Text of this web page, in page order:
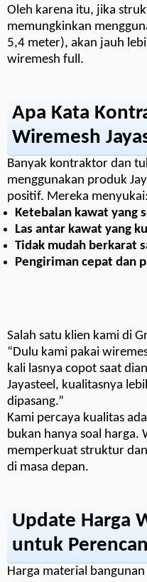
Oleh karena itu, jika
memungkinkan
5,4 meter), akan jauh
wiremesh full.
Apa Kata
Wiremesh
Banyak kontraktor dan
menggunakan produk
positif. Mereka menyukai:
Ketebalan kawat yang
Las antar kawat yang
Tidak mudah berkarat
Pengiriman cepat dan
Salah satu klien kami di
“Dulu kami pakai
kali lasnya copot saat
Jayasteel, kualitasnya
dipasang.”
Kami percaya kualitas
bukan hanya soal harga.
memperkuat struktur
di masa depan.
Update Harga
untuk
Harga material